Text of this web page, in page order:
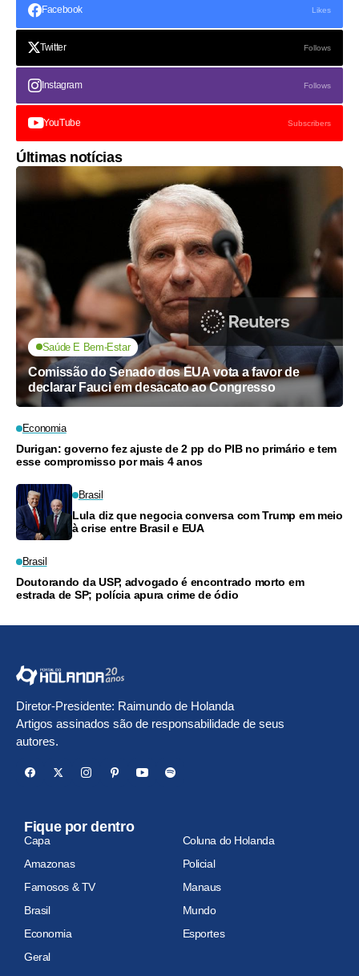
Facebook Likes
Twitter Follows
Instagram Follows
YouTube Subscribers
Últimas notícias
Saúde E Bem-Estar
Comissão do Senado dos EUA vota a favor de
declarar Fauci em desacato ao Congresso
Economia
Durigan: governo fez ajuste de 2 pp do PIB no primário e tem
esse compromisso por mais 4 anos
Brasil
Lula diz que negocia conversa com Trump em meio
à crise entre Brasil e EUA
Brasil
Doutorando da USP, advogado é encontrado morto em
estrada de SP; polícia apura crime de ódio
Diretor-Presidente: Raimundo de Holanda
Artigos assinados são de responsabilidade de seus
autores.
Fique por dentro
Capa
Coluna do Holanda
Amazonas
Policial
Famosos & TV
Manaus
Brasil
Mundo
Economia
Esportes
Geral